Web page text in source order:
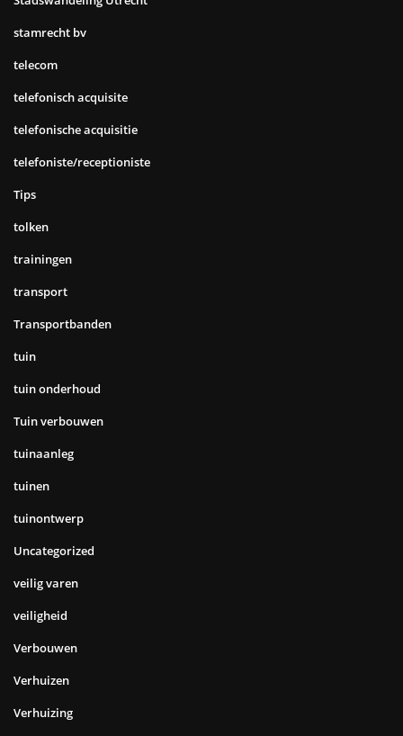
stamrecht bv
telecom
telefonisch acquisite
telefonische acquisitie
telefoniste/receptioniste
Tips
tolken
trainingen
transport
Transportbanden
tuin
tuin onderhoud
Tuin verbouwen
tuinaanleg
tuinen
tuinontwerp
Uncategorized
veilig varen
veiligheid
Verbouwen
Verhuizen
Verhuizing